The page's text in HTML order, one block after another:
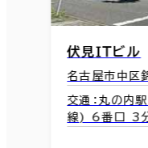
伏見ＩＴビル
名古屋市中
交通：丸の内
線) 6番口 3